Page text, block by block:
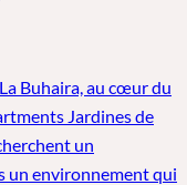
Buhaira, au cœur du
Jardines de
un
un environnement qui